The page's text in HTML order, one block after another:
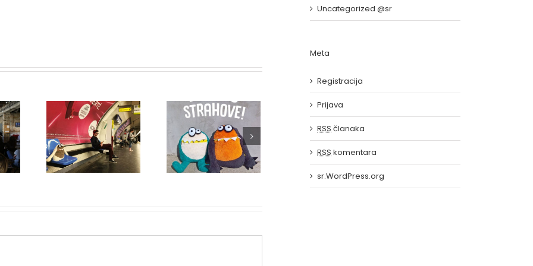
MonsterZi čekaju
strahove
Knjižara Mini
Mondo i KobaYagi
Toys
Uncategorized @sr
Meta
Registracija
Prijava
RSSčlanaka
RSSkomentara
sr.WordPress.org